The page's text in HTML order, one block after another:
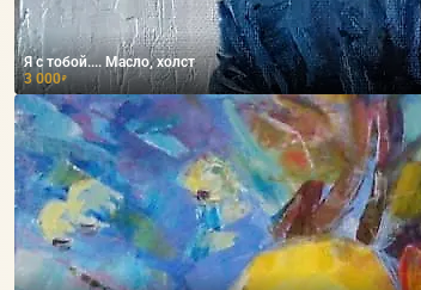
Я с тобой.... Масло, холст
3 000₽